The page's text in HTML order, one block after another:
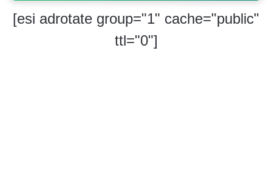
[esi adrotate group="1" cache="public"
ttl="0"]